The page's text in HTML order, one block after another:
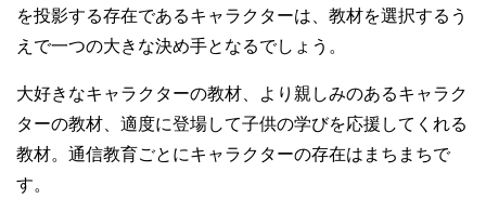
を投影する存在であるキャラクターは、教材を選択するう
えで一つの大きな決め手となるでしょう。
大好きなキャラクターの教材、より親しみのあるキャラク
ターの教材、適度に登場して子供の学びを応援してくれる
教材。通信教育ごとにキャラクターの存在はまちまちで
す。